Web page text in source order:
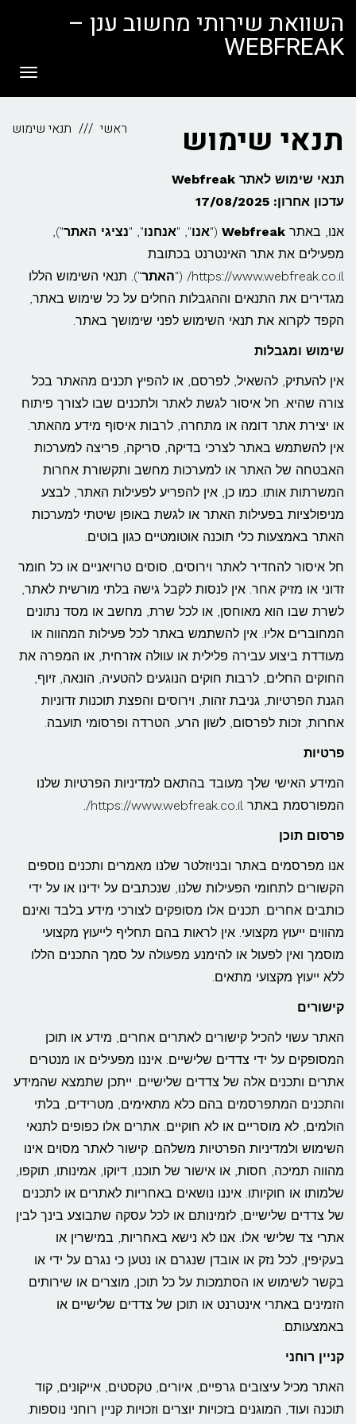
השוואת שירותי מחשוב ענן –
WEBFREAK
ראשי תנאי שימוש תנאי שימוש
תנאי שימוש לאתר Webfreak
עדכון אחרון: 17/08/2025
אנו, באתר Webfreak
("אנו", "אנחנו", "נציגי האתר"),
מפעילים את אתר האינטרנט בכתובת
https://www.webfreak.co.il/ ("
האתר"). תנאי השימוש הללו
מגדירים את התנאים וההגבלות החלים על כל שימוש באתר,
הקפד לקרוא את תנאי השימוש לפני שימושך באתר.
שימוש ומגבלות
אין להעתיק, להשאיל, לפרסם, או להפיץ תכנים מהאתר בכל
צורה שהיא. חל איסור לגשת לאתר ולתכנים שבו לצורך פיתוח
או יצירת אתר דומה או מתחרה, לרבות איסוף מידע מהאתר.
אין להשתמש באתר לצרכי בדיקה, סריקה, פריצה למערכות
האבטחה של האתר או למערכות מחשב ותקשורת אחרות
המשרתות אותו. כמו כן, אין להפריע לפעילות האתר, לבצע
מניפולציות בפעילות האתר או לגשת באופן שיטתי למערכות
האתר באמצעות כלי תוכנה אוטומטיים כגון בוטים.
חל איסור להחדיר לאתר וירוסים, סוסים טרויאניים או כל חומר
זדוני או מזיק אחר. אין לנסות לקבל גישה בלתי מורשית לאתר,
לשרת שבו הוא מאוחסן, או לכל שרת, מחשב או מסד נתונים
המחוברים אליו. אין להשתמש באתר לכל פעילות המהווה או
מעודדת ביצוע עבירה פלילית או עוולה אזרחית, או המפרה את
החוקים החלים, לרבות חוקים הנוגעים להטעיה, הונאה, זיוף,
הגנת הפרטיות, גניבת זהות, וירוסים והפצת תוכנות זדוניות
אחרות, זכות לפרסום, לשון הרע, הטרדה ופרסומי תועבה.
פרטיות
המידע האישי שלך מעובד בהתאם למדיניות הפרטיות שלנו
המפורסמת באתר https://www.webfreak.co.il/.
פרסום תוכן
אנו מפרסמים באתר ובניוזלטר שלנו מאמרים ותכנים נוספים
הקשורים לתחומי הפעילות שלנו, שנכתבים על ידינו או על ידי
כותבים אחרים. תכנים אלו מסופקים לצורכי מידע בלבד ואינם
מהווים ייעוץ מקצועי. אין לראות בהם תחליף לייעוץ מקצועי
מוסמך ואין לפעול או להימנע מפעולה על סמך התכנים הללו
ללא ייעוץ מקצועי מתאים.
קישורים
האתר עשוי להכיל קישורים לאתרים אחרים, מידע או תוכן
המסופקים על ידי צדדים שלישיים. איננו מפעילים או מנטרים
אתרים ותכנים אלה של צדדים שלישיים. ייתכן שתמצא שהמידע
והתכנים המתפרסמים בהם כלא מתאימים, מטרידים, בלתי
הולמים, לא מוסריים או לא חוקיים. אתרים אלו כפופים לתנאי
השימוש ולמדיניות הפרטיות משלהם. קישור לאתר מסוים אינו
מהווה תמיכה, חסות, או אישור של תוכנו, דיוקו, אמינותו, תוקפו,
שלמותו או חוקיותו. איננו נושאים באחריות לאתרים או לתכנים
של צדדים שלישיים, לזמינותם או לכל עסקה שתבוצע בינך לבין
אתרי צד שלישי אלו. אנו לא נישא באחריות, במישרין או
בעקיפין, לכל נזק או אובדן שנגרם או נטען כי נגרם על ידי או
בקשר לשימוש או הסתמכות על כל תוכן, מוצרים או שירותים
הזמינים באתרי אינטרנט או תוכן של צדדים שלישיים או
באמצעותם.
קניין רוחני
האתר מכיל עיצובים גרפיים, איורים, טקסטים, אייקונים, קוד
תוכנה ועוד, המוגנים בזכויות יוצרים וזכויות קניין רוחני נוספות.